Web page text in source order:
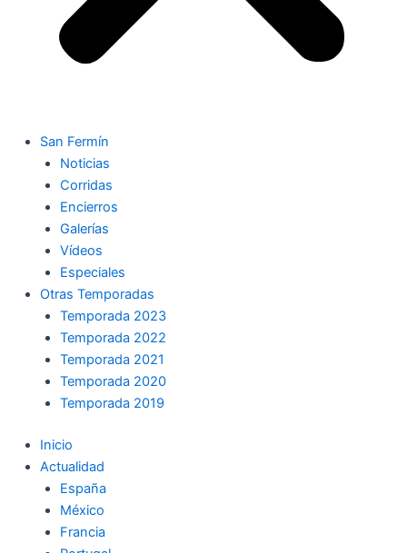
San Fermín
Noticias
Corridas
Encierros
Galerías
Vídeos
Especiales
Otras Temporadas
Temporada 2023
Temporada 2022
Temporada 2021
Temporada 2020
Temporada 2019
Inicio
Actualidad
España
México
Francia